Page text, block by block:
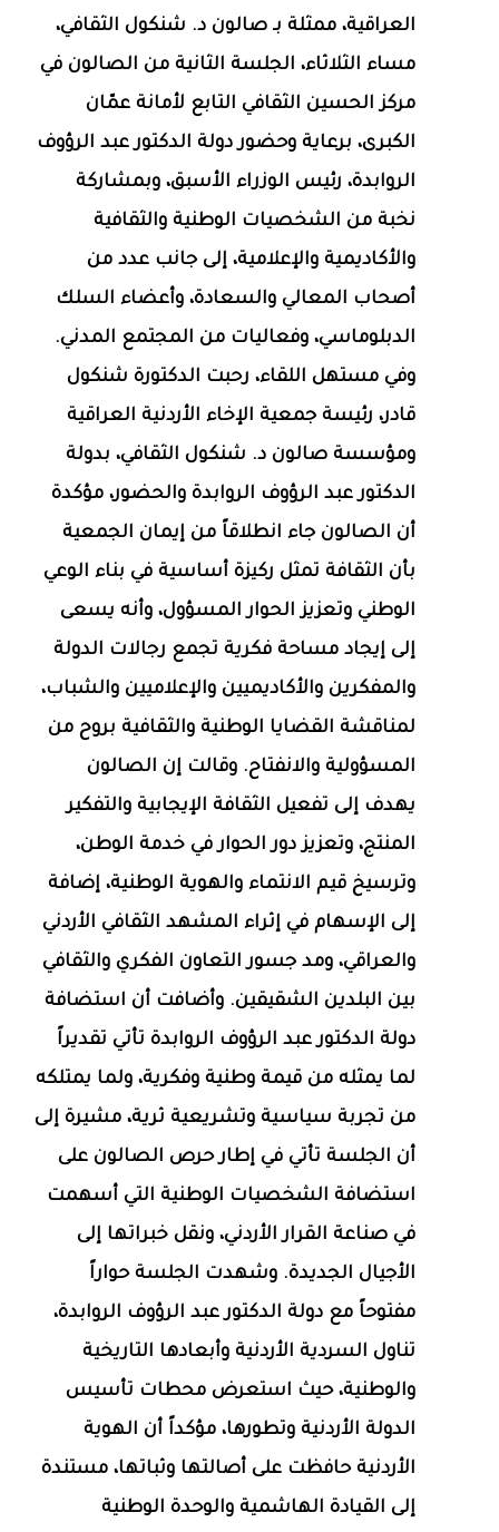
العراقية، ممثلة بـ صالون د. شنكول الثقافي،
مساء الثلاثاء، الجلسة الثانية من الصالون في
مركز الحسين الثقافي التابع لأمانة عمّان
الكبرى، برعاية وحضور دولة الدكتور عبد الرؤوف
الروابدة، رئيس الوزراء الأسبق، وبمشاركة
نخبة من الشخصيات الوطنية والثقافية
والأكاديمية والإعلامية، إلى جانب عدد من
أصحاب المعالي والسعادة، وأعضاء السلك
الدبلوماسي، وفعاليات من المجتمع المدني.
وفي مستهل اللقاء، رحبت الدكتورة شنكول
قادر، رئيسة جمعية الإخاء الأردنية العراقية
ومؤسسة صالون د. شنكول الثقافي، بدولة
الدكتور عبد الرؤوف الروابدة والحضور، مؤكدة
أن الصالون جاء انطلاقاً من إيمان الجمعية
بأن الثقافة تمثل ركيزة أساسية في بناء الوعي
الوطني وتعزيز الحوار المسؤول، وأنه يسعى
إلى إيجاد مساحة فكرية تجمع رجالات الدولة
والمفكرين والأكاديميين والإعلاميين والشباب،
لمناقشة القضايا الوطنية والثقافية بروح من
المسؤولية والانفتاح. وقالت إن الصالون
يهدف إلى تفعيل الثقافة الإيجابية والتفكير
المنتج، وتعزيز دور الحوار في خدمة الوطن،
وترسيخ قيم الانتماء والهوية الوطنية، إضافة
إلى الإسهام في إثراء المشهد الثقافي الأردني
والعراقي، ومد جسور التعاون الفكري والثقافي
بين البلدين الشقيقين. وأضافت أن استضافة
دولة الدكتور عبد الرؤوف الروابدة تأتي تقديراً
لما يمثله من قيمة وطنية وفكرية، ولما يمتلكه
من تجربة سياسية وتشريعية ثرية، مشيرة إلى
أن الجلسة تأتي في إطار حرص الصالون على
استضافة الشخصيات الوطنية التي أسهمت
في صناعة القرار الأردني، ونقل خبراتها إلى
الأجيال الجديدة. وشهدت الجلسة حواراً
مفتوحاً مع دولة الدكتور عبد الرؤوف الروابدة،
تناول السردية الأردنية وأبعادها التاريخية
والوطنية، حيث استعرض محطات تأسيس
الدولة الأردنية وتطورها، مؤكداً أن الهوية
الأردنية حافظت على أصالتها وثباتها، مستندة
إلى القيادة الهاشمية والوحدة الوطنية